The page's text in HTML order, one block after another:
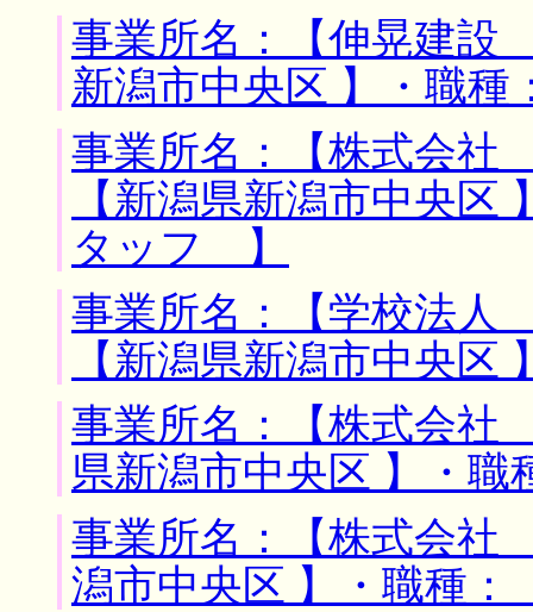
事業所名：【伸晃建設
新潟市中央区 】・職
事業所名：【株式会
【新潟県新潟市中央
タッフ 】
事業所名：【学校法人
【新潟県新潟市中央
事業所名：【株式会社
県新潟市中央区 】・
事業所名：【株式会
潟市中央区 】・職種